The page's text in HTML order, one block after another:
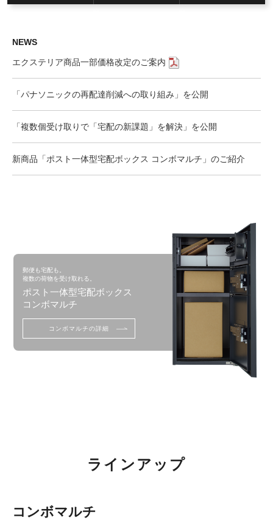
NEWS
エクステリア商品一部価格改定のご案内
「パナソニックの再配達削減への取り組み」を公開
「複数個受け取りで「宅配の新課題」を解決」を公開
新商品「ポスト一体型宅配ボックス コンボマルチ」のご紹介
郵便も宅配も。
複数の荷物を受け取れる。
ポスト一体型宅配ボックス
コンボマルチ
コンボマルチの詳細
ラインアップ
コンボマルチ